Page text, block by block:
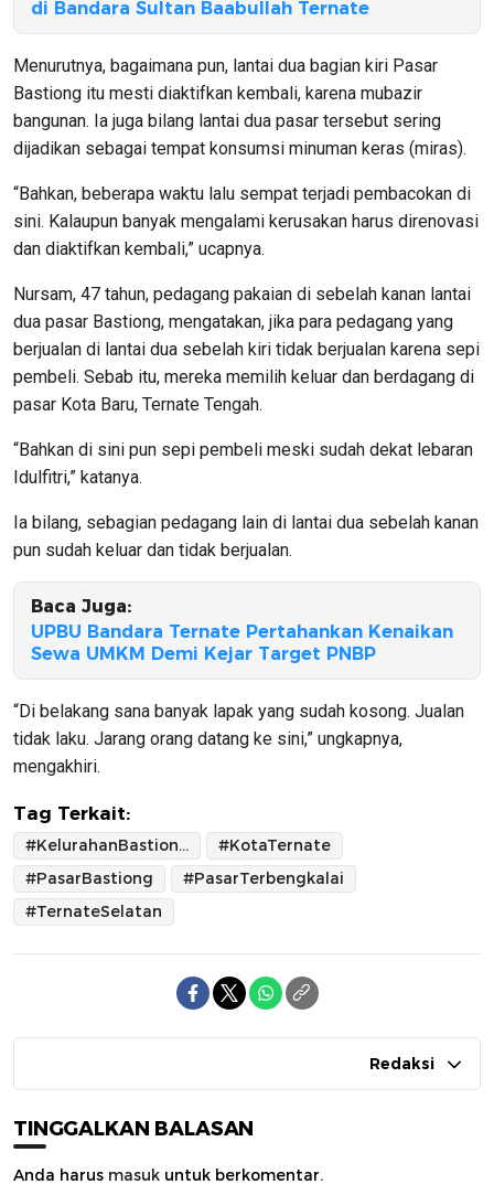
di Bandara Sultan Baabullah Ternate
Menurutnya, bagaimana pun, lantai dua bagian kiri Pasar
Bastiong itu mesti diaktifkan kembali, karena mubazir
bangunan. Ia juga bilang lantai dua pasar tersebut sering
dijadikan sebagai tempat konsumsi minuman keras (miras).
“Bahkan, beberapa waktu lalu sempat terjadi pembacokan di
sini. Kalaupun banyak mengalami kerusakan harus direnovasi
dan diaktifkan kembali,” ucapnya.
Nursam, 47 tahun, pedagang pakaian di sebelah kanan lantai
dua pasar Bastiong, mengatakan, jika para pedagang yang
berjualan di lantai dua sebelah kiri tidak berjualan karena sepi
pembeli. Sebab itu, mereka memilih keluar dan berdagang di
pasar Kota Baru, Ternate Tengah.
“Bahkan di sini pun sepi pembeli meski sudah dekat lebaran
Idulfitri,” katanya.
Ia bilang, sebagian pedagang lain di lantai dua sebelah kanan
pun sudah keluar dan tidak berjualan.
Baca Juga:
UPBU Bandara Ternate Pertahankan Kenaikan
Sewa UMKM Demi Kejar Target PNBP
“Di belakang sana banyak lapak yang sudah kosong. Jualan
tidak laku. Jarang orang datang ke sini,” ungkapnya,
mengakhiri.
Tag Terkait:
#KelurahanBastiong
#KotaTernate
#PasarBastiong
#PasarTerbengkalai
#TernateSelatan
Redaksi
TINGGALKAN BALASAN
Anda harus masuk untuk berkomentar.